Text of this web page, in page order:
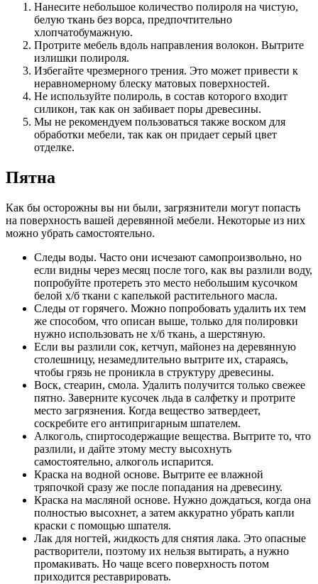
Нанесите небольшое количество полироля на чистую,
белую ткань без ворса, предпочтительно
хлопчатобумажную.
Протрите мебель вдоль направления волокон. Вытрите
излишки полироля.
Избегайте чрезмерного трения. Это может привести к
неравномерному блеску матовых поверхностей.
Не используйте полироль, в состав которого входит
силикон, так как он забивает поры древесины.
Мы не рекомендуем пользоваться также воском для
обработки мебели, так как он придает серый цвет
отделке.
Пятна
Как бы осторожны вы ни были, загрязнители могут попасть
на поверхность вашей деревянной мебели. Некоторые из них
можно убрать самостоятельно.
Следы воды. Часто они исчезают самопроизвольно, но
если видны через месяц после того, как вы разлили воду,
попробуйте протереть это место небольшим кусочком
белой х/б ткани с капелькой растительного масла.
Следы от горячего. Можно попробовать удалить их тем
же способом, что описан выше, только для полировки
нужно использовать не х/б ткань, а шерстяную.
Если вы разлили сок, кетчуп, майонез на деревянную
столешницу, незамедлительно вытрите их, стараясь,
чтобы грязь не проникла в структуру древесины.
Воск, стеарин, смола. Удалить получится только свежее
пятно. Заверните кусочек льда в салфетку и протрите
место загрязнения. Когда вещество затвердеет,
соскребите его антипригарным шпателем.
Алкоголь, спиртосодержащие вещества. Вытрите то, что
разлили, и дайте этому месту высохнуть
самостоятельно, алкоголь испарится.
Краска на водной основе. Вытрите ее влажной
тряпочкой сразу же после попадания на древесину.
Краска на масляной основе. Нужно дождаться, когда она
полностью высохнет, а затем аккуратно убрать капли
краски с помощью шпателя.
Лак для ногтей, жидкость для снятия лака. Это опасные
растворители, поэтому их нельзя вытирать, а нужно
промакивать. Но чаще всего поверхность потом
приходится реставрировать.